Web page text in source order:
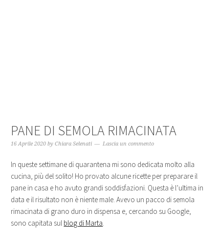
PANE DI SEMOLA RIMACINATA
16 Aprile 2020 byChiara Selenati Lascia un commento
In queste settimane di quarantena mi sono dedicata molto alla
cucina, più del solito! Ho provato alcune ricette per preparare il
pane in casa e ho avuto grandi soddisfazioni. Questa è l’ultima in
data e il risultato non è niente male. Avevo un pacco di semola
rimacinata di grano duro in dispensa e, cercando su Google,
sono capitata sul blog di Marta.